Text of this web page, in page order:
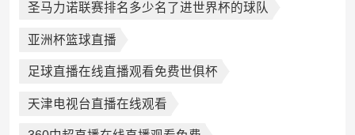
圣马力诺联赛排名多少名了进世界杯的球队
亚洲杯篮球直播
足球直播在线直播观看免费世俱杯
天津电视台直播在线观看